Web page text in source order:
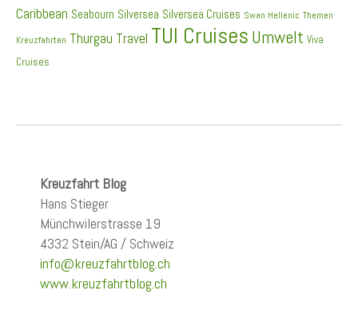
Caribbean Seabourn Silversea Silversea Cruises Swan Hellenic Themen
Kreuzfahrten Thurgau Travel TUI Cruises Umwelt Viva
Cruises
Kreuzfahrt Blog
Hans Stieger
Münchwilerstrasse 19
4332 Stein/AG / Schweiz
info@kreuzfahrtblog.ch
www.kreuzfahrtblog.ch